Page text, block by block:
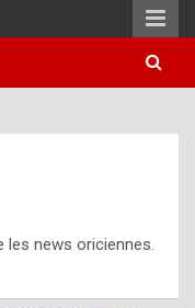
les news oriciennes.